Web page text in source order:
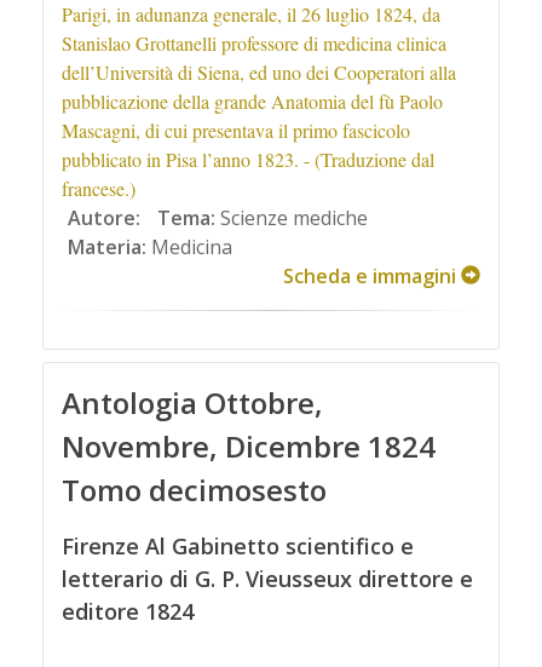
Parigi, in adunanza generale, il 26 luglio 1824, da
Stanislao Grottanelli professore di medicina clinica
dell’Università di Siena, ed uno dei Cooperatori alla
pubblicazione della grande Anatomia del fù Paolo
Mascagni, di cui presentava il primo fascicolo
pubblicato in Pisa l’anno 1823. - (Traduzione dal
francese.)
Autore: Tema: Scienze mediche
Materia: Medicina
Scheda e immagini
Antologia Ottobre,
Novembre, Dicembre 1824
Tomo decimosesto
Firenze Al Gabinetto scientifico e
letterario di G. P. Vieusseux direttore e
editore 1824